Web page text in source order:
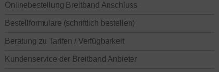
Onlinebestellung Breitband Anschluss
Bestellformulare (schriftlich bestellen)
Beratung zu Tarifen / Verfügbarkeit
Kundenservice der Breitband Anbieter